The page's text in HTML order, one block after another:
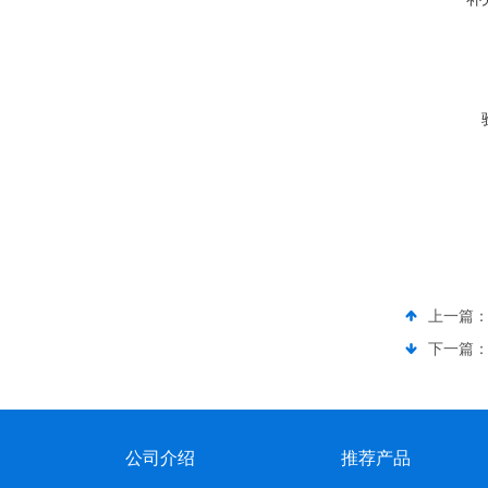
上一篇：
下一篇：
公司介绍 推荐产品